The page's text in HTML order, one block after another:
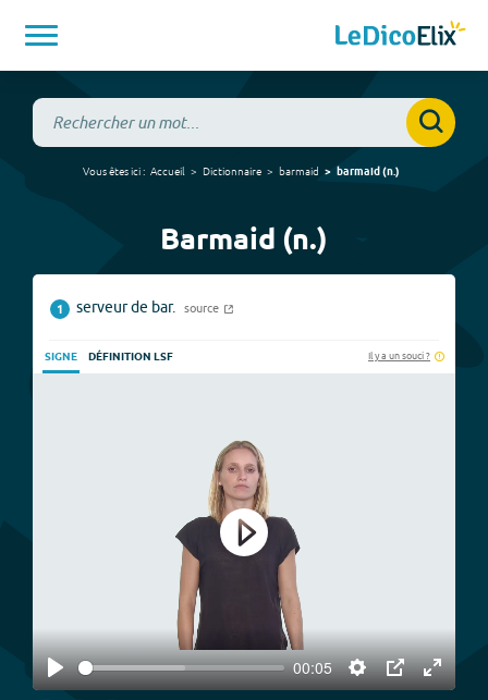
Vous êtes ici : Accueil Dictionnaire barmaid barmaid(n.)
Barmaid (n.)
1 serveur de bar. source
SIGNE DÉFINITION LSF Il y a un souci ?
Play
00:05
Settings
PIP
Enter
Play